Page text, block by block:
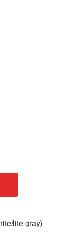
lite gray)